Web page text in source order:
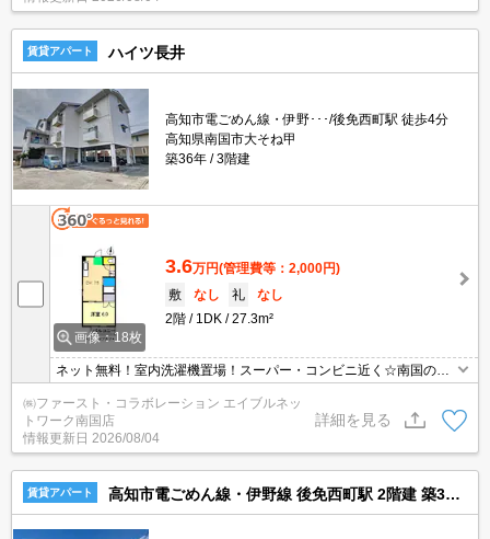
賃貸アパート ハイツ長井
高知市電ごめん線・伊野･･･/後免西町駅 徒歩4分
高知県南国市大そね甲
築36年
3階建
画像：18枚
3.6万円(管理費等：2,000円)
敷
なし 礼
なし
2階
1DK 27.3m²
ネット無料！室内洗濯機置場！スーパー・コンビニ近く☆南国の中
心地でどこにも行きやすい便利な立地♪
㈱ファースト・コラボレーション エイブルネッ
トワーク南国店
情報更新日 2026/08/04
詳細を見る
賃貸アパート 高知市電ごめん線・伊野線 後免西町駅 2階建 築31年